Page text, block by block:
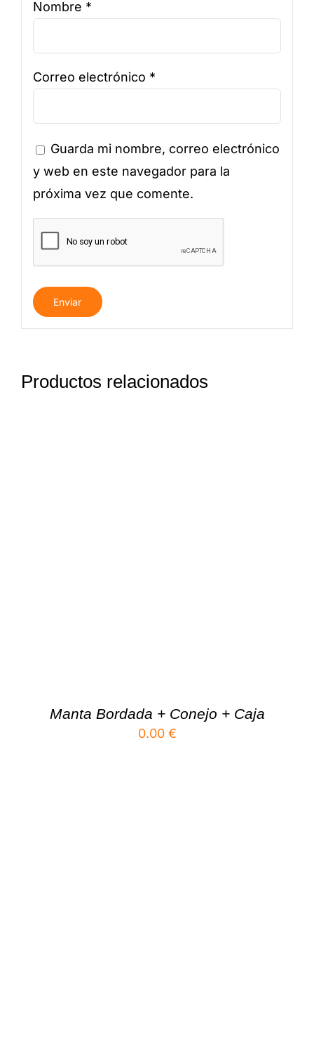
Nombre *
Correo electrónico *
Guarda mi nombre, correo electrónico
y web en este navegador para la
próxima vez que comente.
Productos relacionados
Manta Bordada + Conejo + Caja
0.00 €